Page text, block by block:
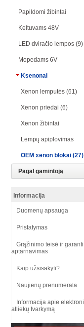
Papildomi žibintai
Keltuvams 48V
LED dviračio lempos (9)
Mopedams 6V
Ksenonai
Xenon lemputės (61)
Xenon priedai (6)
Xenon žibintai
Lempų apiplovimas
OEM xenon blokai (27)
Pagal gamintoją
Informacija
Duomenų apsauga
Pristatymas
Grąžinimo teisė ir
aptarnavimas
Kaip užsisakyti?
Naujienų prenumerata
Informacija apie
atliekų tvarkymą